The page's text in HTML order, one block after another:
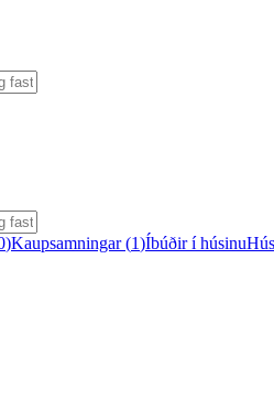
)Kaupsamningar (1)Íbúðir í húsinu